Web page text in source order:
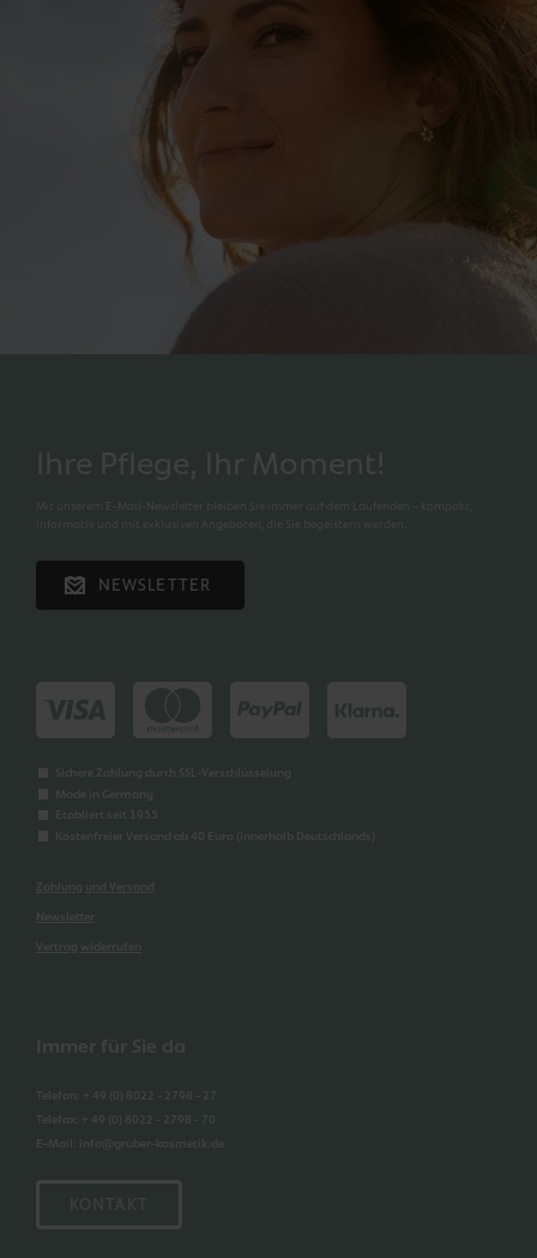
Immer für Sie da
Telefon
+ 49 (0) 8022 - 2798 - 27
Telefax
+ 49 (0) 8022 - 2798 - 70
E-Mail
info@gruber-kosmetik.de
KONTAKT
Sichere Zahlung durch SSL-Verschlüsselung
Made in Germany
Etabliert seit 1955
Kostenfreier Versand ab 40 Euro (innerhalb Deutschlands)
Zahlung und Versand
Newsletter
Vertrag widerrufen
Ihre Pflege, Ihr Moment!
Mit unserem E-Mail-Newsletter bleiben Sie immer auf dem Laufenden – kompakt,
informativ und mit exklusiven Angeboten, die Sie begeistern werden.
NEWSLETTER